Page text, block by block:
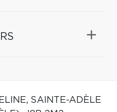
SAINTE-ADÈLE